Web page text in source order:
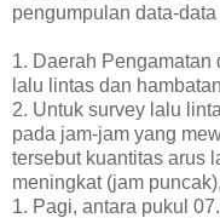
pengumpulan data-
1. Daerah
lalu lintas dan
2. Untuk survey lalu
pada jam-jam yang
tersebut kuantitas arus
meningkat (jam
1. Pagi, antara pukul